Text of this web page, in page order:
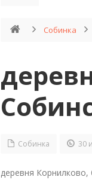
Собинка
Собинка 30
деревня Корнилково,